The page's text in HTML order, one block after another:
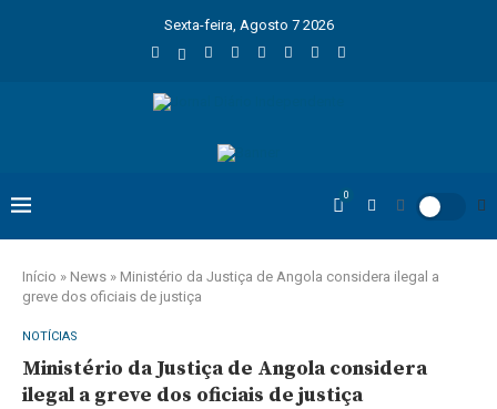
Sexta-feira, Agosto 7 2026
0
Início » News » Ministério da Justiça de Angola considera ilegal a
greve dos oficiais de justiça
NOTÍCIAS
Ministério da Justiça de Angola considera
ilegal a greve dos oficiais de justiça